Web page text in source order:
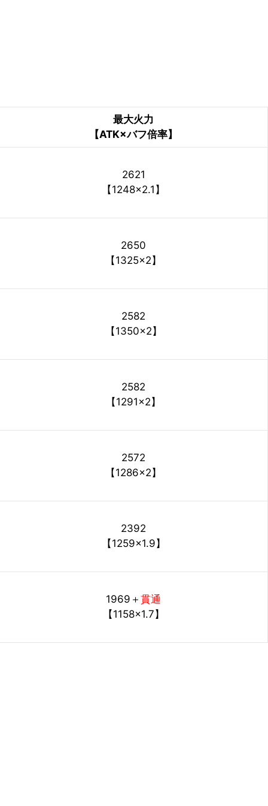
最大火力
【ATK×バフ倍率】
2621
【1248×2.1】
2650
【1325×2】
2582
【1350×2】
2582
【1291×2】
2572
【1286×2】
2392
【1259×1.9】
1969 ＋ 貫通
【1158×1.7】